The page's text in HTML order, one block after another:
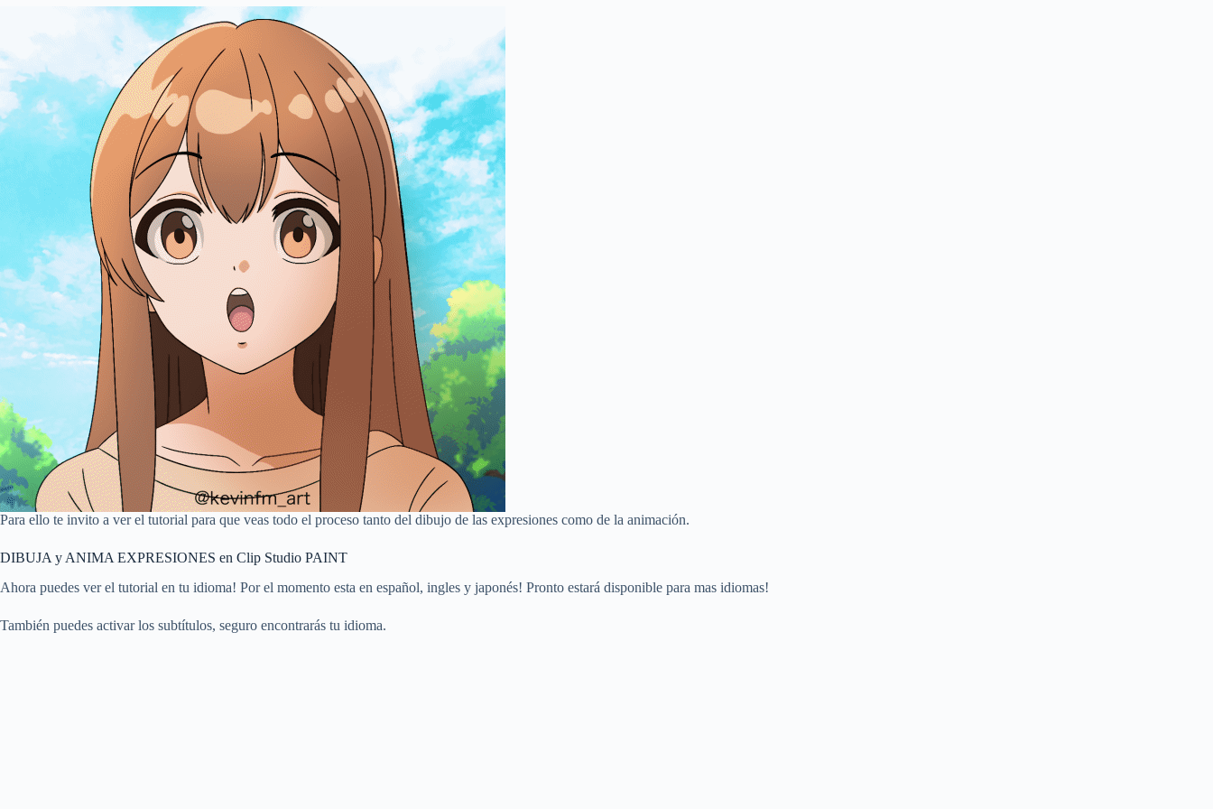
Para ello te invito a ver el tutorial para que veas todo el proceso tanto del dibujo de las expresiones como de la animación.
DIBUJA y ANIMA EXPRESIONES en Clip Studio PAINT
Ahora puedes ver el tutorial en tu idioma! Por el momento esta en español, ingles y japonés! Pronto estará disponible para mas idiomas!
También puedes activar los subtítulos, seguro encontrarás tu idioma.